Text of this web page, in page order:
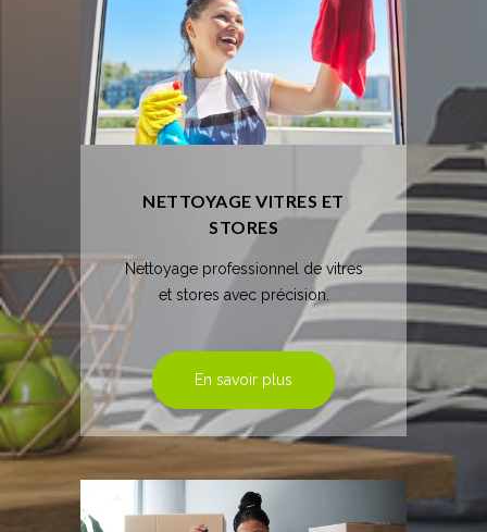
NETTOYAGE VITRES ET
STORES
Nettoyage professionnel de vitres
et stores avec précision.
En savoir plus